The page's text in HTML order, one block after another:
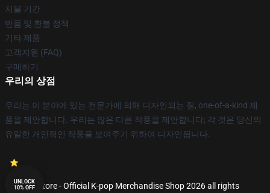
지불 기간
반품 및 환불 정책
기타 제품
고객지원 (FAQ)
구매하기
우리의 상점
우리는 이 분야에 있는 전문가에 의해 디자인되는 질, one-of-a-kind 제
품을 제안합니다. 우리는 많은 다른 작풍을 제안합니다; 각 것은 당신의
유일한 개인적인 작풍을 보여주기 위하여 디자인됩니다.
© K-pop Store - Official K-pop Merchandise Shop 2026 all rights
UNLOCK
10% OFF